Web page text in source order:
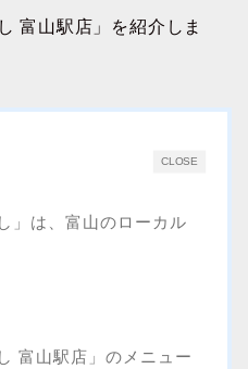
富山駅店」を紹介しま
CLOSE
」は、富山のローカル
富山駅店」のメニュー